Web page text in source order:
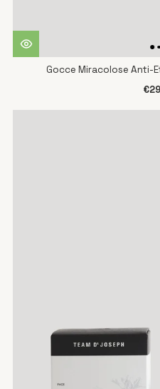
Gocce Miracolose Anti-